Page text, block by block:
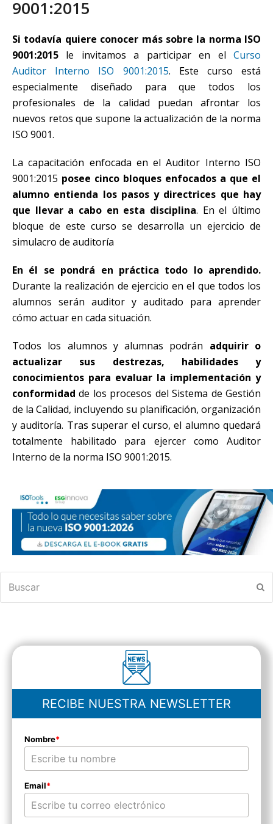
9001:2015
Si todavía quiere conocer más sobre la norma ISO
9001:2015 le invitamos a participar en el Curso
Auditor Interno ISO 9001:2015. Este curso está
especialmente diseñado para que todos los
profesionales de la calidad puedan afrontar los
nuevos retos que supone la actualización de la norma
ISO 9001.
La capacitación enfocada en el Auditor Interno ISO
9001:2015 posee cinco bloques enfocados a que el
alumno entienda los pasos y directrices que hay
que llevar a cabo en esta disciplina. En el último
bloque de este curso se desarrolla un ejercicio de
simulacro de auditoría
En él se pondrá en práctica todo lo aprendido.
Durante la realización de ejercicio en el que todos los
alumnos serán auditor y auditado para aprender
cómo actuar en cada situación.
Todos los alumnos y alumnas podrán adquirir o
actualizar sus destrezas, habilidades y
conocimientos para evaluar la implementación y
conformidad de los procesos del Sistema de Gestión
de la Calidad, incluyendo su planificación, organización
y auditoría. Tras superar el curso, el alumno quedará
totalmente habilitado para ejercer como Auditor
Interno de la norma ISO 9001:2015.
RECIBE NUESTRA NEWSLETTER
Nombre*
Email*